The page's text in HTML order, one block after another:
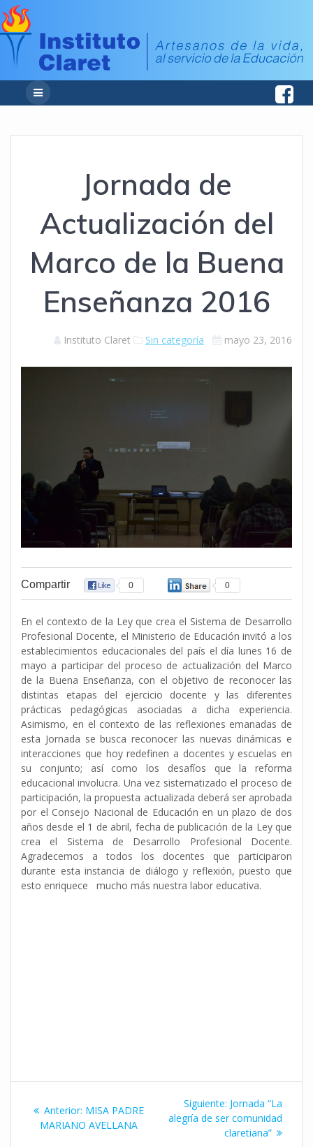
Jornada de
Actualización del
Marco de la Buena
Enseñanza 2016
Instituto Claret Sin categoría mayo 23, 2016
Compartir 0 0
En el contexto de la Ley que crea el Sistema de Desarrollo
Profesional Docente, el Ministerio de Educación invitó a los
establecimientos educacionales del país el día lunes 16 de
mayo a participar del proceso de actualización del Marco
de la Buena Enseñanza, con el objetivo de reconocer las
distintas etapas del ejercicio docente y las diferentes
prácticas pedagógicas asociadas a dicha experiencia.
Asimismo, en el contexto de las reflexiones emanadas de
esta Jornada se busca reconocer las nuevas dinámicas e
interacciones que hoy redefinen a docentes y escuelas en
su conjunto; así como los desafíos que la reforma
educacional involucra. Una vez sistematizado el proceso de
participación, la propuesta actualizada deberá ser aprobada
por el Consejo Nacional de Educación en un plazo de dos
años desde el 1 de abril, fecha de publicación de la Ley que
crea el Sistema de Desarrollo Profesional Docente.
Agradecemos a todos los docentes que participaron
durante esta instancia de diálogo y reflexión, puesto que
esto enriquece mucho más nuestra labor educativa.
Anterior: Entrada
anterior:
MISA PADRE
MARIANO AVELLANA
Siguiente: Siguiente
entrada:
Jornada “La
alegría de ser comunidad
claretiana”